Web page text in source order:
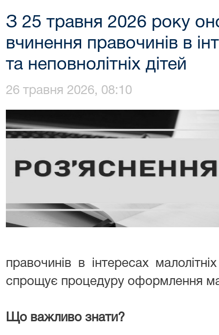
З 25 травня 2026 року
вчинення правочинів в
та неповнолітніх дітей
26 травня 2026, 08:10
правочинів в інтересах
спрощує процедуру оформлення
Що важливо знати?